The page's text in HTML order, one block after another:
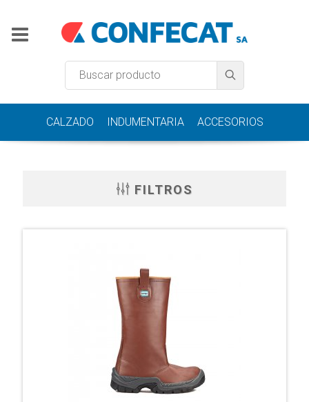
CALZADO INDUMENTARIA ACCESORIOS
FILTROS